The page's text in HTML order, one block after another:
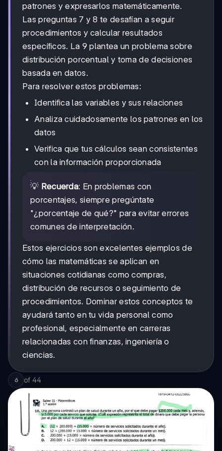
patrones y expresarlos matemáticamente.
Las preguntas 7 y 8 te desafían a seguir
procedimientos y calcular resultados
específicos. La 9 plantea un problema sobre
distribución porcentual y toma de decisiones
basada en datos.
Para resolver estos problemas:
Identifica las variables y sus relaciones
Analiza cuidadosamente los patrones en los
datos
Verifica que tus cálculos sean consistentes
con la información proporcionada
💡 Recuerda: En problemas con
porcentajes, siempre pregúntate
"¿porcentaje de qué?" para evitar errores
comunes de interpretación.
Estos ejercicios son excelentes ejemplos de
cómo las matemáticas se aplican en
situaciones cotidianas como compras,
distribución de recursos o seguimiento de
procedimientos. Dominar estos conceptos te
ayudará tanto en tu vida personal como
profesional, especialmente en carreras
relacionadas con finanzas, ingeniería o
ciencias.
6 of 44